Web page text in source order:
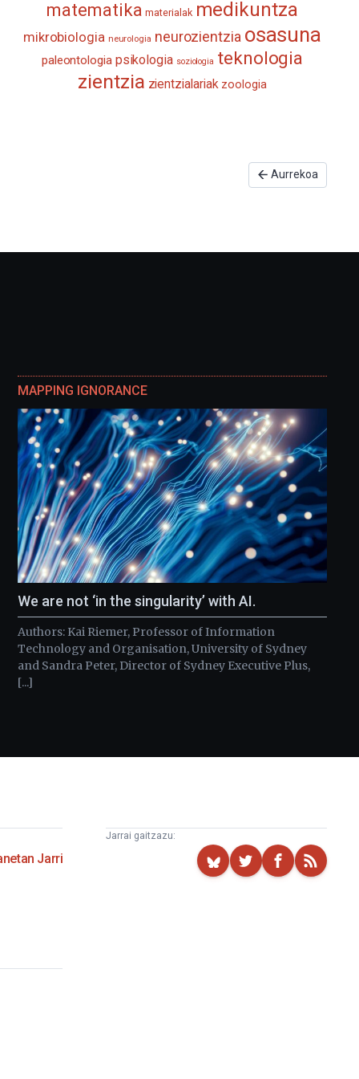
Aurrekoa
matematika materialak medikuntza
mikrobiologia neurologia neurozientzia osasuna
paleontologia psikologia soziologia teknologia
zientzia zientzialariak zoologia
MAPPING IGNORANCE
We are not ‘in the singularity’ with AI.
Authors: Kai Riemer, Professor of Information
Technology and Organisation, University of Sydney
and Sandra Peter, Director of Sydney Executive Plus,
[...]
Jarri
Jarrai gaitzazu: